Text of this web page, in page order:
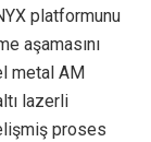
platformunu
aşamasını
metal AM
lazerli
proses